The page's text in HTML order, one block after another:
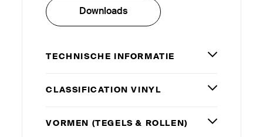
Downloads
TECHNISCHE INFORMATIE
CLAS­SI­FICATION VINYL
VORMEN (TEGELS& ROLLEN)